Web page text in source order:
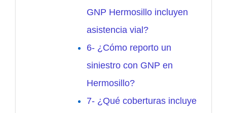
GNP Hermosillo incluyen
asistencia vial?
6- ¿Cómo reporto un
siniestro con GNP en
Hermosillo?
7- ¿Qué coberturas incluye